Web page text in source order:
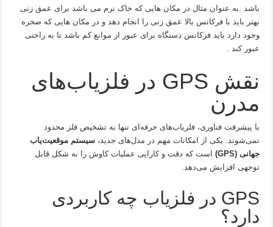
باشد .به عنوان مثال در مکان هایی که خاک نرم می باشد برای عمق زنی
بهتر باید با فرکانس بالا عمق زنی را انجام دهد و در مکان هایی که صخره
وجود دارد باید فرکانس دستگاه برای عبور از موانع کم باشد تا به راحتی
عبور کند .
نقش GPS در فلزیاب‌های
مدرن
با پیشرفت فناوری، فلزیاب‌های حرفه‌ای تنها به تشخیص فلز محدود
نمی‌شوند. یکی از امکانات مهم در مدل‌های جدید،سیستم موقعیت‌یاب
جهانی (GPS)
است که دقت و کارایی عملیات کاوش را به شکل قابل
توجهی افزایش می‌دهد.
GPS در فلزیاب چه کاربردی
دارد؟